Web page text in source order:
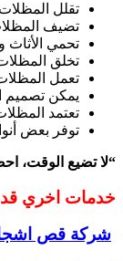
تقلل
تضيف
تحمي
تخلق
تعمل
يمكن تصميم
تعتمد
توفر بعض
“لا تضيع الوقت،
خدمات اخري قد
شركة قص